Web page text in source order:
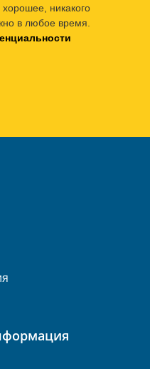
никакого
в любое время.